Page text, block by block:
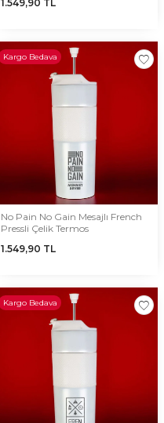
1.549,90 TL
Kargo Bedava
No Pain No Gain Mesajlı French
Pressli Çelik Termos
1.549,90 TL
Kargo Bedava